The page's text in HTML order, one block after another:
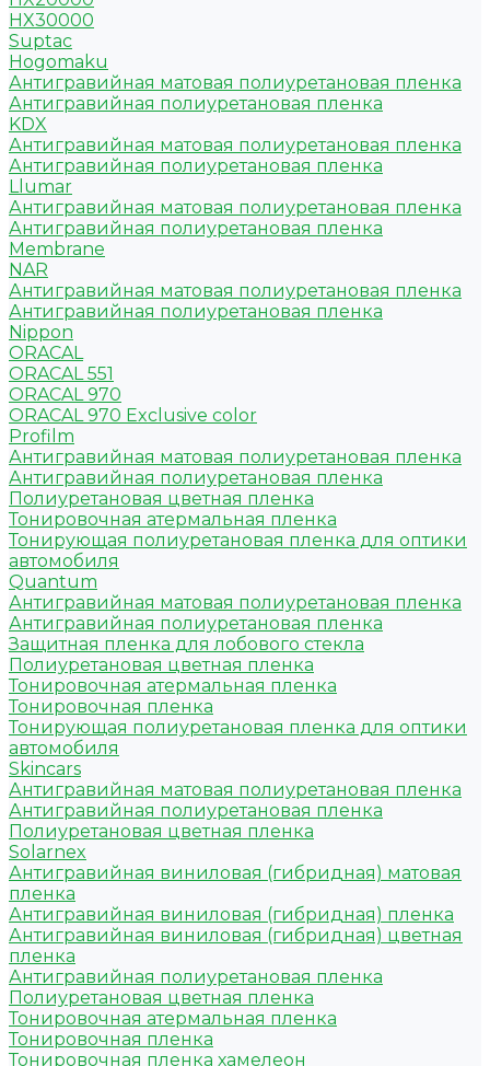
HX30000
Suptac
Hogomaku
Антигравийная матовая полиуретановая пленка
Антигравийная полиуретановая пленка
KDX
Антигравийная матовая полиуретановая пленка
Антигравийная полиуретановая пленка
Llumar
Антигравийная матовая полиуретановая пленка
Антигравийная полиуретановая пленка
Membrane
NAR
Антигравийная матовая полиуретановая пленка
Антигравийная полиуретановая пленка
Nippon
ORACAL
ORACAL 551
ORACAL 970
ORACAL 970 Exclusive color
Profilm
Антигравийная матовая полиуретановая пленка
Антигравийная полиуретановая пленка
Полиуретановая цветная пленка
Тонировочная атермальная пленка
Тонирующая полиуретановая пленка для оптики
автомобиля
Quantum
Антигравийная матовая полиуретановая пленка
Антигравийная полиуретановая пленка
Защитная пленка для лобового стекла
Полиуретановая цветная пленка
Тонировочная атермальная пленка
Тонировочная пленка
Тонирующая полиуретановая пленка для оптики
автомобиля
Skincars
Антигравийная матовая полиуретановая пленка
Антигравийная полиуретановая пленка
Полиуретановая цветная пленка
Solarnex
Антигравийная виниловая (гибридная) матовая
пленка
Антигравийная виниловая (гибридная) пленка
Антигравийная виниловая (гибридная) цветная
пленка
Антигравийная полиуретановая пленка
Полиуретановая цветная пленка
Тонировочная атермальная пленка
Тонировочная пленка
Тонировочная пленка хамелеон